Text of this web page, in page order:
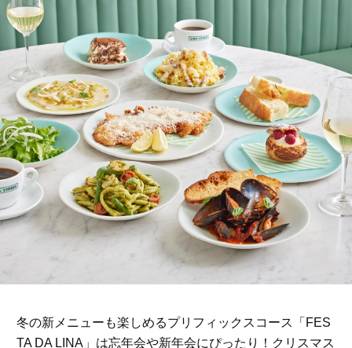
冬の新メニューも楽しめるプリフィックスコース「FES
TA DA LINA」は忘年会や新年会にぴったり！クリスマス